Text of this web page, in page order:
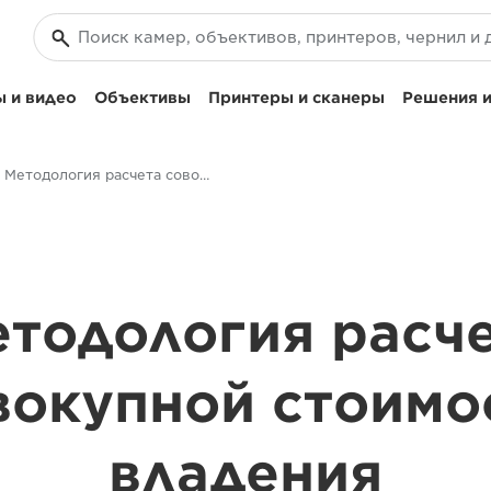
и видео Объективы Принтеры и сканеры Решения
Методология расчета совокупной стоимости владения
владения